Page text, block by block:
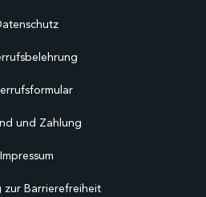
und Zahlung
Impressum
zur Barrierefreiheit